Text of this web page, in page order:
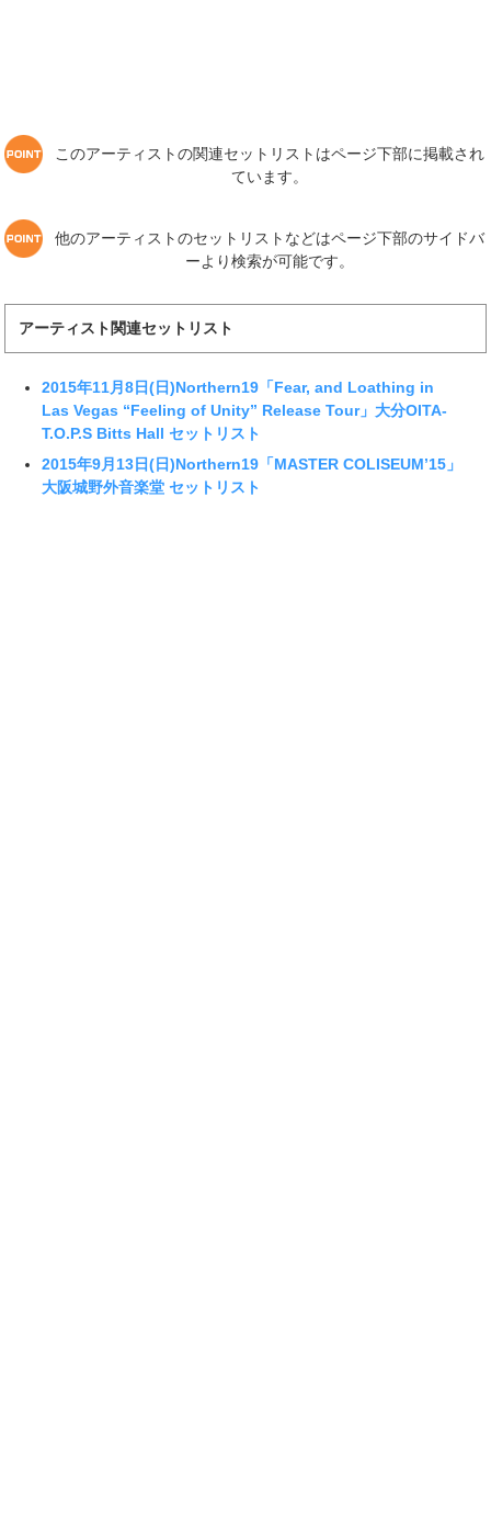
このアーティストの関連セットリストはページ下部に掲載され
ています。
他のアーティストのセットリストなどはページ下部のサイドバ
ーより検索が可能です。
アーティスト関連セットリスト
2015年11月8日(日)Northern19「Fear, and Loathing in
Las Vegas “Feeling of Unity” Release Tour」大分OITA-
T.O.P.S Bitts Hall セットリスト
2015年9月13日(日)Northern19「MASTER COLISEUM’15」
大阪城野外音楽堂 セットリスト